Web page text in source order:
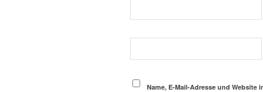
Name, E-Mail-Adresse und